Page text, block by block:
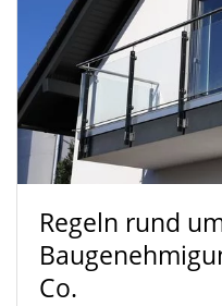
Regeln rund
Co.